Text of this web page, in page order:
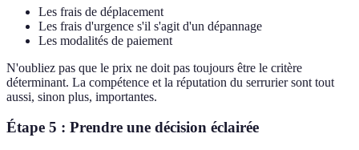
Les frais de déplacement
Les frais d'urgence s'il s'agit d'un dépannage
Les modalités de paiement
N'oubliez pas que le prix ne doit pas toujours être le critère
déterminant. La compétence et la réputation du serrurier sont tout
aussi, sinon plus, importantes.
Étape 5 : Prendre une décision éclairée